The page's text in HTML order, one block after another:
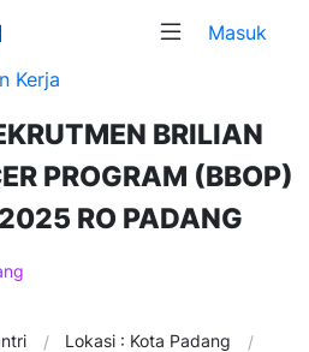
Masuk
Kerja
BRILIAN
PROGRAM (BBOP)
RO PADANG
Lokasi : Kota Padang